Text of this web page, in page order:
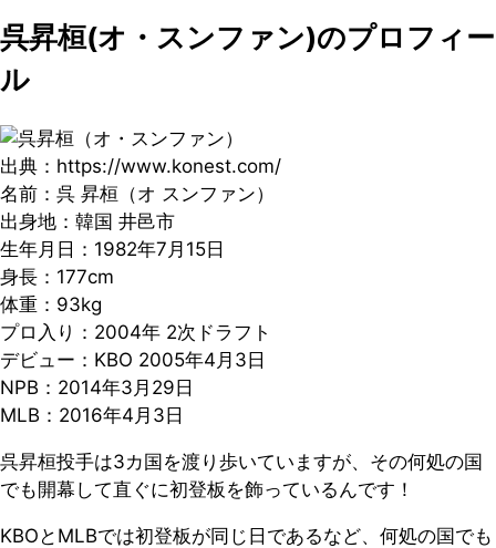
呉昇桓(オ・スンファン)のプロフィー
ル
出典：https://www.konest.com/
名前：呉 昇桓（オ スンファン）
出身地：韓国 井邑市
生年月日：1982年7月15日
身長：177cm
体重：93kg
プロ入り：2004年 2次ドラフト
デビュー：KBO 2005年4月3日
NPB：2014年3月29日
MLB：2016年4月3日
呉昇桓投手は3カ国を渡り歩いていますが、その何処の国
でも開幕して直ぐに初登板を飾っているんです！
KBOとMLBでは初登板が同じ日であるなど、何処の国でも